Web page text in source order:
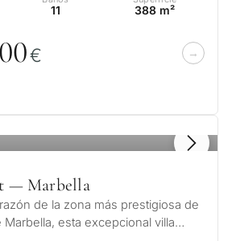
11 388 m²
00€
— Marbella
de la zona más prestigiosa de
Marbella, esta excepcional villa